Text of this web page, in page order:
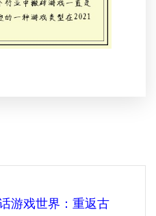
游戏世界：重返古